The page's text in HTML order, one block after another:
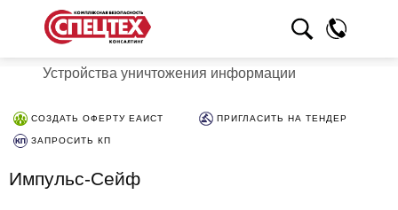
Устройства уничтожения информации
СОЗДАТЬ ОФЕРТУ ЕАИСТ ПРИГЛАСИТЬ НА ТЕНДЕР
ЗАПРОСИТЬ КП
Импульс-Сейф